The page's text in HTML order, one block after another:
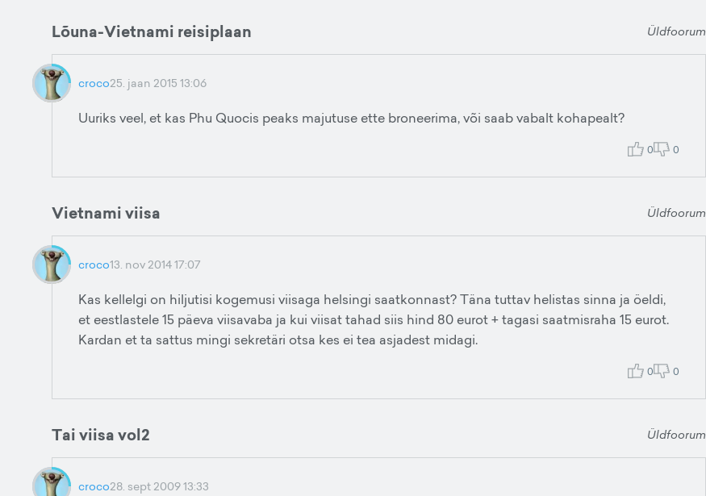
Lõuna-Vietnami reisiplaan Üldfoorum
croco25. jaan 2015 13:06
Uuriks veel, et kas Phu Quocis peaks majutuse ette broneerima, või saab vabalt kohapealt?
0 0
Vietnami viisa Üldfoorum
croco13. nov 2014 17:07
Kas kellelgi on hiljutisi kogemusi viisaga helsingi saatkonnast? Täna tuttav helistas sinna ja öeldi,
et eestlastele 15 päeva viisavaba ja kui viisat tahad siis hind 80 eurot + tagasi saatmisraha 15 eurot.
Kardan et ta sattus mingi sekretäri otsa kes ei tea asjadest midagi.
0 0
Tai viisa vol2 Üldfoorum
croco28. sept 2009 13:33